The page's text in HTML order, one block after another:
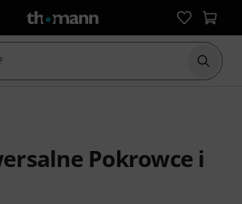
Pokrowce i